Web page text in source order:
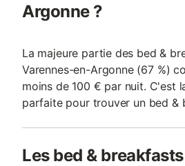
Argonne ?
La majeure partie des bed &
Varennes-en-Argonne (67 %)
moins de 100 € par nuit. C'est
parfaite pour trouver un bed &
Les bed &